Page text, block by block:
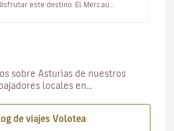
este destino. El Mercau
sobre Asturias de nuestros
locales en…
de viajes Volotea